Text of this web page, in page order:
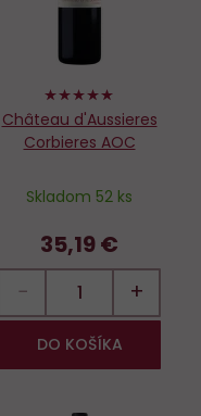
100%
Château d'Aussieres
Corbieres AOC
Skladom 52 ks
35,19 €
− +
DO KOŠÍKA